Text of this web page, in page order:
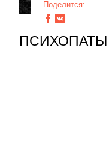
Поделится: